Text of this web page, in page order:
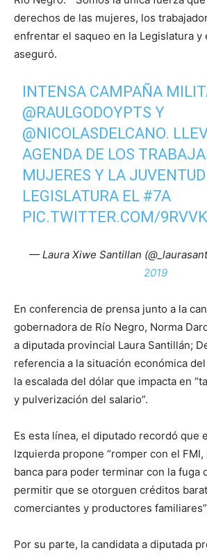
derechos de las mujeres, los
enfrentar el saqueo en la Legislatura y
aseguró.
INTENSA CAMPAÑA
@RAULGODOYPTS Y
@NICOLASDELCANO.
AGENDA DE LOS
MUJERES Y LA
LEGISLATURA EL #7A
PIC.TWITTER.COM/
— Laura Xiwe Santillan
2019
En conferencia de prensa junto a la
gobernadora de Río Negro, Norma
a diputada provincial Laura Santillán;
referencia a la situación económica
la escalada del dólar que impacta en
y pulverización del salario”.
Es esta línea, el diputado recordó que
Izquierda propone “romper con el
banca para poder terminar con la fuga
permitir que se otorguen créditos
comerciantes y productores
Por su parte, la candidata a diputada